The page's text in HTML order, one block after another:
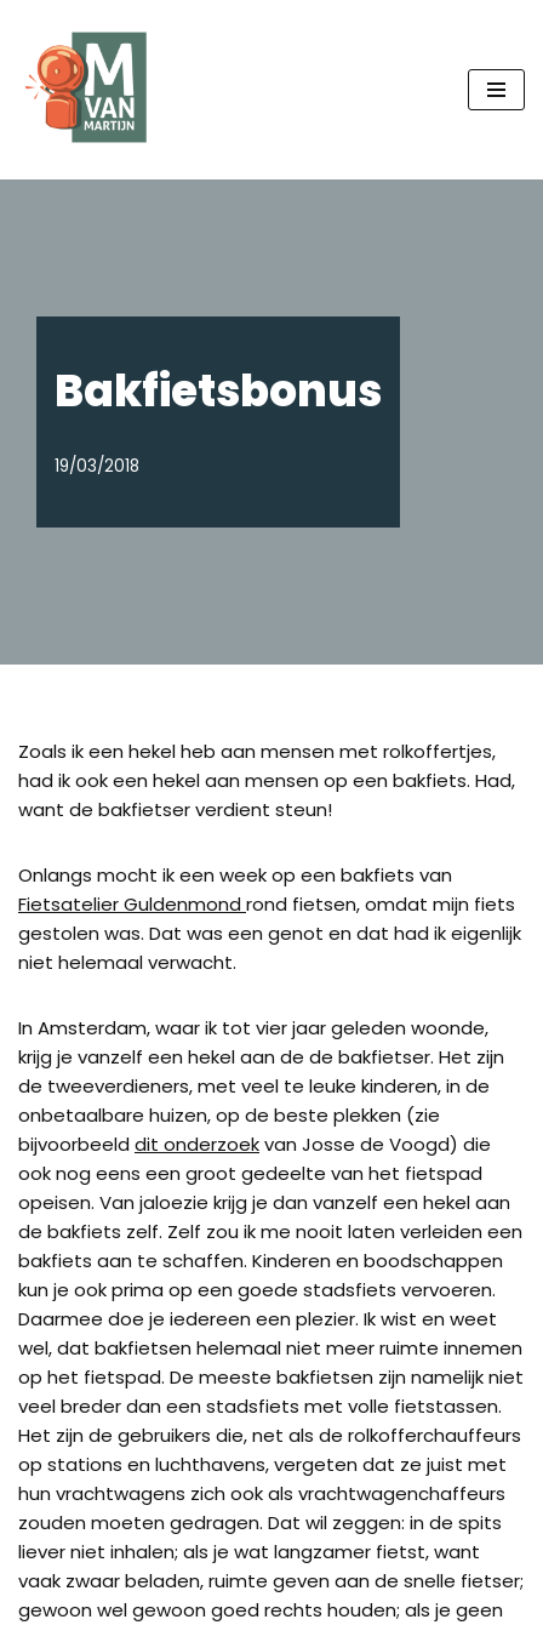
Ga
naar
Bakfietsbonus
19/03/2018
Zoals ik een hekel heb aan mensen met rolkoffertjes,
had ik ook een hekel aan mensen op een bakfiets. Had,
want de bakfietser verdient steun!
Onlangs mocht ik een week op een bakfiets van
Fietsatelier Guldenmond rond fietsen, omdat mijn fiets
gestolen was. Dat was een genot en dat had ik eigenlijk
niet helemaal verwacht.
In Amsterdam, waar ik tot vier jaar geleden woonde,
krijg je vanzelf een hekel aan de de bakfietser. Het zijn
de tweeverdieners, met veel te leuke kinderen, in de
onbetaalbare huizen, op de beste plekken (zie
bijvoorbeeld dit onderzoekvan Josse de Voogd) die
ook nog eens een groot gedeelte van het fietspad
opeisen. Van jaloezie krijg je dan vanzelf een hekel aan
de bakfiets zelf. Zelf zou ik me nooit laten verleiden een
bakfiets aan te schaffen. Kinderen en boodschappen
kun je ook prima op een goede stadsfiets vervoeren.
Daarmee doe je iedereen een plezier. Ik wist en weet
wel, dat bakfietsen helemaal niet meer ruimte innemen
op het fietspad. De meeste bakfietsen zijn namelijk niet
veel breder dan een stadsfiets met volle fietstassen.
Het zijn de gebruikers die, net als de rolkofferchauffeurs
op stations en luchthavens, vergeten dat ze juist met
hun vrachtwagens zich ook als vrachtwagenchaffeurs
zouden moeten gedragen. Dat wil zeggen: in de spits
liever niet inhalen; als je wat langzamer fietst, want
vaak zwaar beladen, ruimte geven aan de snelle fietser;
gewoon wel gewoon goed rechts houden; als je geen